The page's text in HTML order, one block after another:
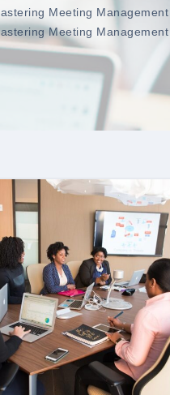
Meeting
Meeting Management